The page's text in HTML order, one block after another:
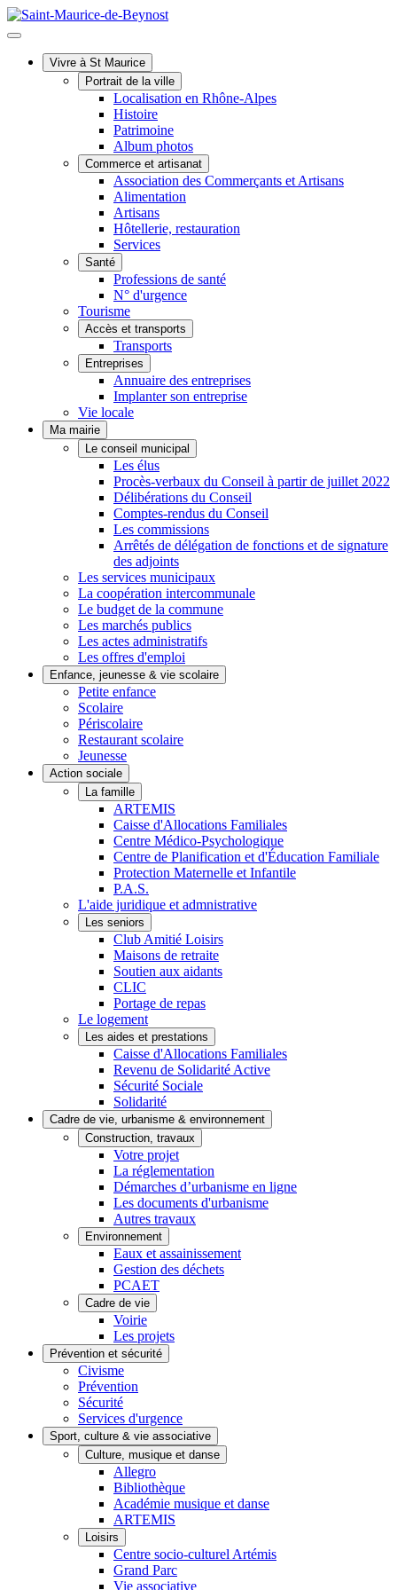
Vivre à St Maurice
Portrait de la ville
Localisation en Rhône-Alpes
Histoire
Patrimoine
Album photos
Commerce et artisanat
Association des Commerçants et Artisans
Alimentation
Artisans
Hôtellerie, restauration
Services
Santé
Professions de santé
N° d'urgence
Tourisme
Accès et transports
Transports
Entreprises
Annuaire des entreprises
Implanter son entreprise
Vie locale
Ma mairie
Le conseil municipal
Les élus
Procès-verbaux du Conseil à partir de juillet 2022
Délibérations du Conseil
Comptes-rendus du Conseil
Les commissions
Arrêtés de délégation de fonctions et de signature
des adjoints
Les services municipaux
La coopération intercommunale
Le budget de la commune
Les marchés publics
Les actes administratifs
Les offres d'emploi
Enfance, jeunesse & vie scolaire
Petite enfance
Scolaire
Périscolaire
Restaurant scolaire
Jeunesse
Action sociale
La famille
ARTEMIS
Caisse d'Allocations Familiales
Centre Médico-Psychologique
Centre de Planification et d'Éducation Familiale
Protection Maternelle et Infantile
P.A.S.
L'aide juridique et admnistrative
Les seniors
Club Amitié Loisirs
Maisons de retraite
Soutien aux aidants
CLIC
Portage de repas
Le logement
Les aides et prestations
Caisse d'Allocations Familiales
Revenu de Solidarité Active
Sécurité Sociale
Solidarité
Cadre de vie, urbanisme & environnement
Construction, travaux
Votre projet
La réglementation
Démarches d’urbanisme en ligne
Les documents d'urbanisme
Autres travaux
Environnement
Eaux et assainissement
Gestion des déchets
PCAET
Cadre de vie
Voirie
Les projets
Prévention et sécurité
Civisme
Prévention
Sécurité
Services d'urgence
Sport, culture & vie associative
Culture, musique et danse
Allegro
Bibliothèque
Académie musique et danse
ARTEMIS
Loisirs
Centre socio-culturel Artémis
Grand Parc
Vie associative